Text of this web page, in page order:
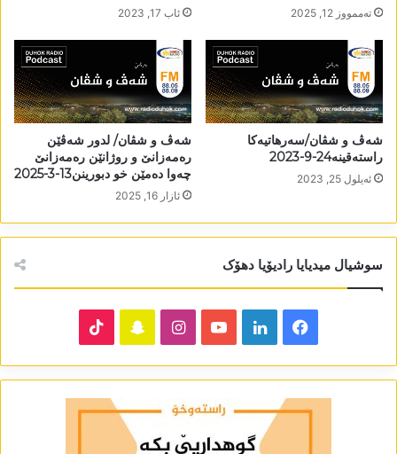
تەممووز 12, 2025 ئاب 17, 2023
شەڤ و شڤان/سەرھاتیەکا
راستەقینە24-9-2023
ئه‌یلول 25, 2023
شەڤ و شڤان/ لدور شەڤێن
رەمەزانێ و روژانێن رەمەزانێ
چەوا دەمێن خو دبورینن13-3-2025
ئازار 16, 2025
سوشیال میدیایا رادیۆیا دھۆک
Facebook
LinkedIn
YouTube
Instagram
Snapchat